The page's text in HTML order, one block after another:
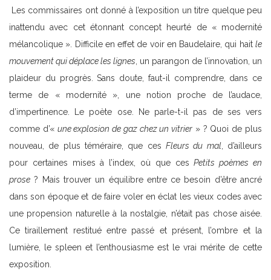
Les commissaires ont donné à l’exposition un titre quelque peu
inattendu avec cet étonnant concept heurté de « modernité
mélancolique ». Difficile en effet de voir en Baudelaire, qui hait le
mouvement qui déplace les lignes , un parangon de l’innovation, un
plaideur du progrès. Sans doute, faut-il comprendre, dans ce
terme de « modernité », une notion proche de l’audace,
d’impertinence. Le poète ose. Ne parle-t-il pas de ses vers
comme d’« une explosion de gaz chez un vitrier » ? Quoi de plus
nouveau, de plus téméraire, que ces Fleurs du mal, d’ailleurs
pour certaines mises à l’index, où que cesPetits poèmes en
prose ? Mais trouver un équilibre entre ce besoin d’être ancré
dans son époque et de faire voler en éclat les vieux codes avec
une propension naturelle à la nostalgie, n’était pas chose aisée.
Ce tiraillement restitué entre passé et présent, l’ombre et la
lumière, le spleen et l’enthousiasme est le vrai mérite de cette
exposition.